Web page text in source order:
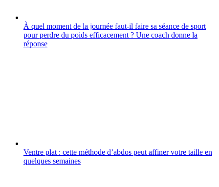
À quel moment de la journée faut-il faire sa séance de sport
pour perdre du poids efficacement ? Une coach donne la
réponse
Ventre plat : cette méthode d’abdos peut affiner votre taille en
quelques semaines